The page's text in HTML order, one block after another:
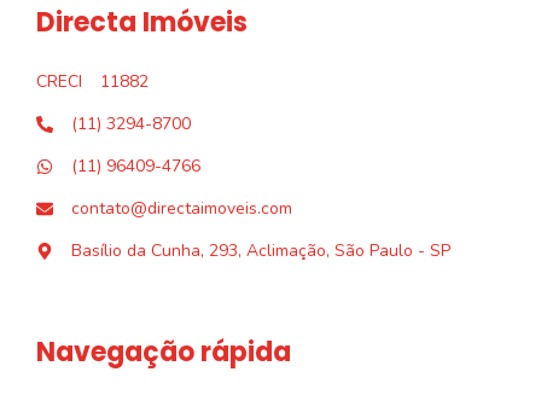
Directa Imóveis
CRECI
11882
(11) 3294-8700
(11) 96409-4766
contato@directaimoveis.com
Basílio da Cunha, 293, Aclimação, São Paulo - SP
Navegação rápida